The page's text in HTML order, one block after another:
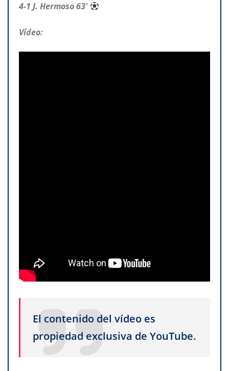
4-1 J. Hermoso 63′
Vídeo:
El contenido del vídeo es
propiedad exclusiva de YouTube.